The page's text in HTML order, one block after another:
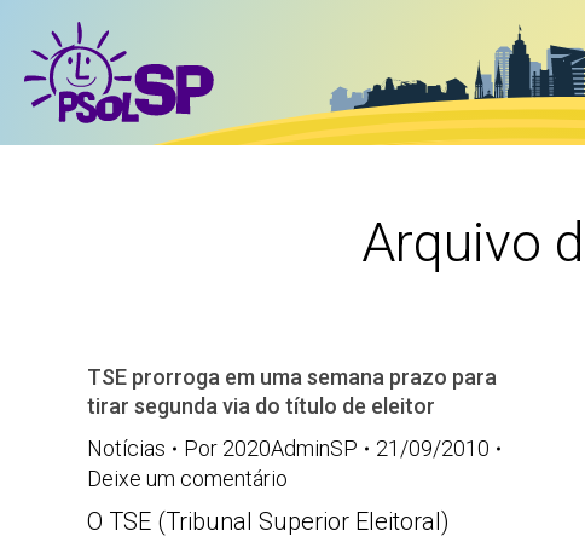
Arquivo
TSE prorroga em uma semana prazo para
tirar segunda via do título de eleitor
Notícias
Por 2020AdminSP
21/09/2010
Deixe um comentário
O TSE (Tribunal Superior Eleitoral)